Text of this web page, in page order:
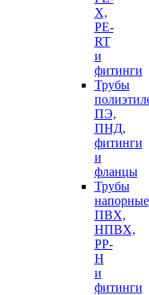
X,
PE-
RT
и
фитинги
Трубы
ПЭ,
ПНД,
фитинги
и
фланцы
Трубы
напорные
ПВХ,
НПВХ,
PP-
H
и
фитинги